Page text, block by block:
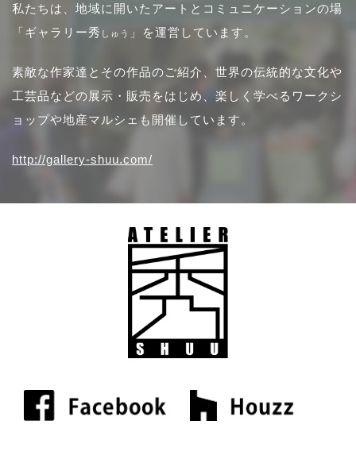
私たちは、地域に開いたアートとコミュニケーションの場
「ギャラリー秀 しゅう 」を運営しています。
素敵な作家達とその作品のご紹介、世界の伝統的な文化や
工芸品などの展示・販売をはじめ、楽しく学べるワークシ
ョップや地産マルシェも開催しています。
http://gallery-shuu.com/